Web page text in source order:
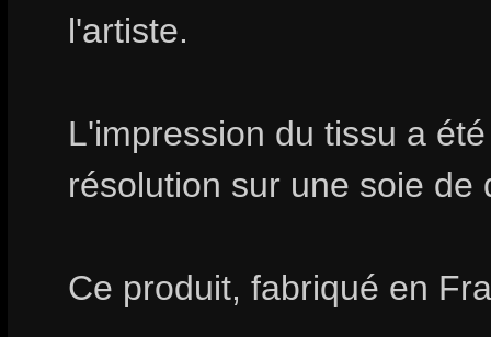
l'artiste.
L'impression du tissu a
résolution sur une soie de
Ce produit, fabriqué en